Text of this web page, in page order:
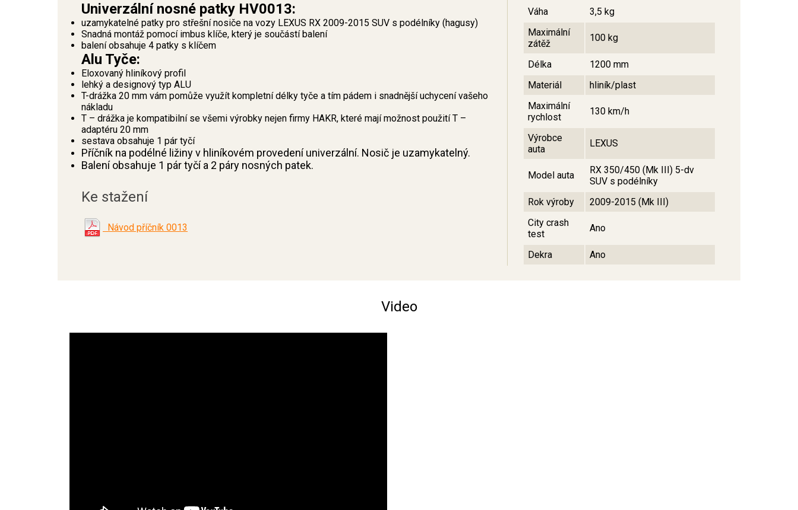
Univerzální nosné patky HV0013:
uzamykatelné patky pro střešní nosiče na vozy LEXUS RX 2009-2015 SUV s podélníky (hagusy)
Snadná montáž pomocí imbus klíče, který je součástí balení
balení obsahuje 4 patky s klíčem
Alu Tyče:
Eloxovaný hliníkový profil
lehký a designový typ ALU
T-drážka 20 mm vám pomůže využít kompletní délky tyče a tím pádem i snadnější uchycení vašeho
nákladu
T – drážka je kompatibilní se všemi výrobky nejen firmy HAKR, které mají možnost použití T –
adaptéru 20 mm
sestava obsahuje 1 pár tyčí
Příčník na podélné ližiny v hliníkovém provedení univerzální. Nosič je uzamykatelný.
Balení obsahuje 1 pár tyčí a 2 páry nosných patek.
Ke stažení
Návod příčník 0013
Váha
3,5 kg
Maximální
zátěž
100 kg
Délka
1200 mm
Materiál
hliník/plast
Maximální
rychlost
130 km/h
Výrobce
auta
LEXUS
Model auta
RX 350/450 (Mk III) 5-dv
SUV s podélníky
Rok výroby
2009-2015 (Mk III)
City crash
test
Ano
Dekra Ano
Video